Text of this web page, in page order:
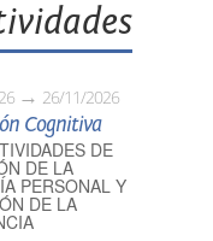
26/11/2026
Cognitiva
DE
DE LA
PERSONAL Y
DE LA